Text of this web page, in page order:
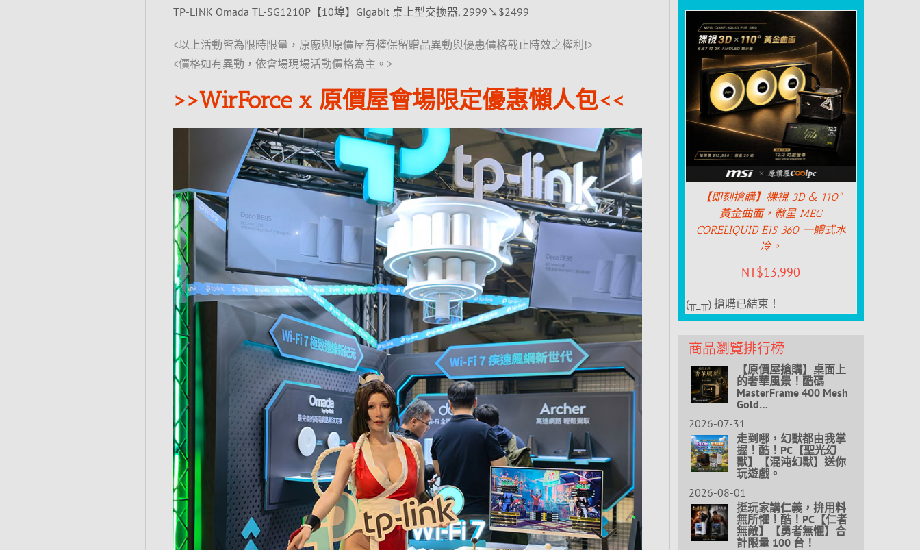
TP-LINK Omada TL-SG1210P【10埠】Gigabit 桌上型交換器, 2999↘$2499
<以上活動皆為限時限量，原廠與原價屋有權保留贈品異動與優惠價格截止時效之權利!>
<價格如有異動，依會場現場活動價格為主。>
>>WirForce x 原價屋會場限定優惠懶人包<<
【即刻搶購】裸視 3D & 110°
黃金曲面，微星 MEG
CORELIQUID E15 360 一體式水
冷。
NT$13,990
(╥_╥) 搶購已結束！
商品瀏覽排行榜
【原價屋搶購】桌面上
的奢華風景！酷碼
MasterFrame 400 Mesh
Gold…
2026-07-31
走到哪，幻獸都由我掌
握！酷！PC【聖光幻
獸】【混沌幻獸】送你
玩遊戲。
2026-08-01
挺玩家講仁義，拚用料
無所懼！酷！PC【仁者
無敵】【勇者無懼】合
計限量 100 台！